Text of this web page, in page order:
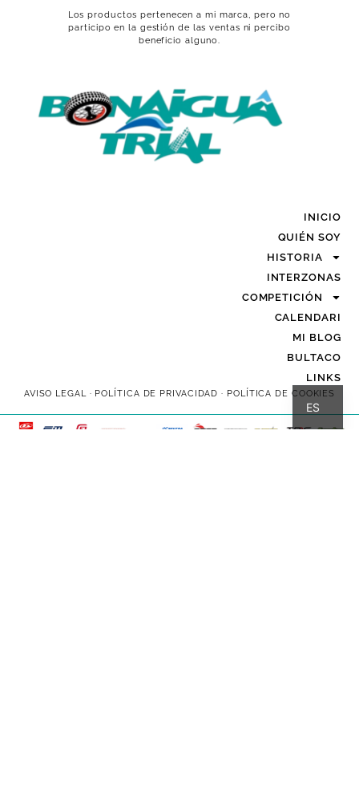
Los productos pertenecen a mi marca, pero no
participo en la gestión de las ventas ni percibo
beneficio alguno.
INICIO
QUIÉN SOY
HISTORIA
INTERZONAS
COMPETICIÓN
CALENDARI
MI BLOG
BULTACO
LINKS
AVISO LEGAL· POLÍTICA DE PRIVACIDAD · POLÍTICA DE COOKIES
ES
CA